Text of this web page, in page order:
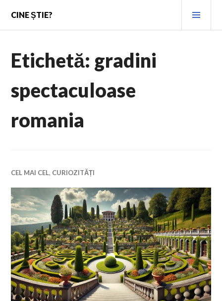
content
CINE ȘTIE?
Etichetă: gradini
spectaculoase
romania
CEL MAI CEL, CURIOZITĂȚI